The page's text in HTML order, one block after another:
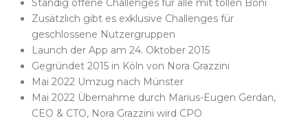
Ständig offene Challenges für alle mit tollen Boni
Zusätzlich gibt es exklusive Challenges für
geschlossene Nutzergruppen
Launch der App am 24. Oktober 2015
Gegründet 2015 in Köln von Nora Grazzini
Mai 2022 Umzug nach Münster
Mai 2022 Übernahme durch Marius-Eugen Gerdan,
CEO & CTO, Nora Grazzini wird CPO